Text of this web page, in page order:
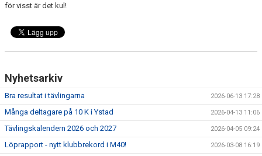
för visst är det kul!
Nyhetsarkiv
Bra resultat i tävlingarna 2026-06-13 17:28
Många deltagare på 10 K i Ystad 2026-04-13 11:06
Tävlingskalendern 2026 och 2027 2026-04-05 09:24
Löprapport - nytt klubbrekord i M40! 2026-03-08 16:19